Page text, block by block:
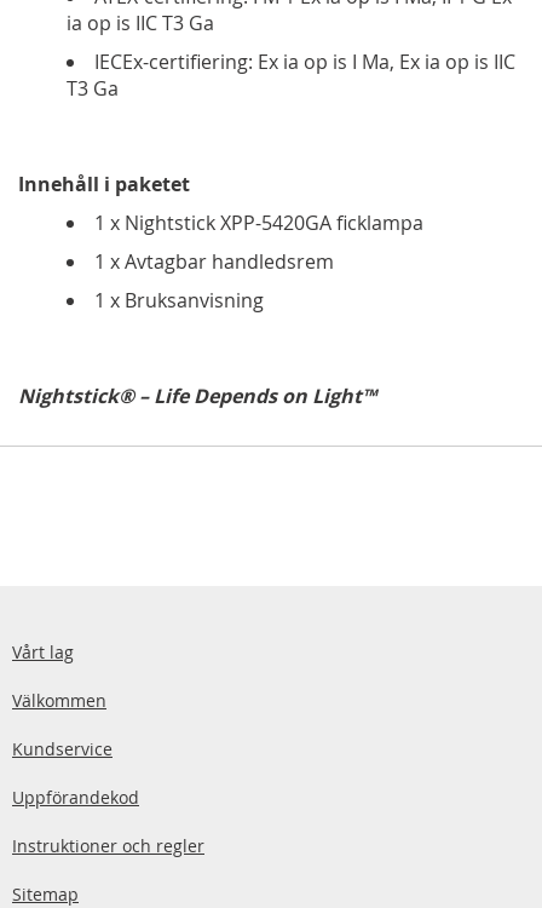
ia op is IIC T3 Ga
IECEx-certifiering: Ex ia op is I Ma, Ex ia op is IIC
T3 Ga
Innehåll i paketet
1 x Nightstick XPP-5420GA ficklampa
1 x Avtagbar handledsrem
1 x Bruksanvisning
Nightstick® – Life Depends on Light™
Vårt lag
Välkommen
Kundservice
Uppförandekod
Instruktioner och regler
Sitemap